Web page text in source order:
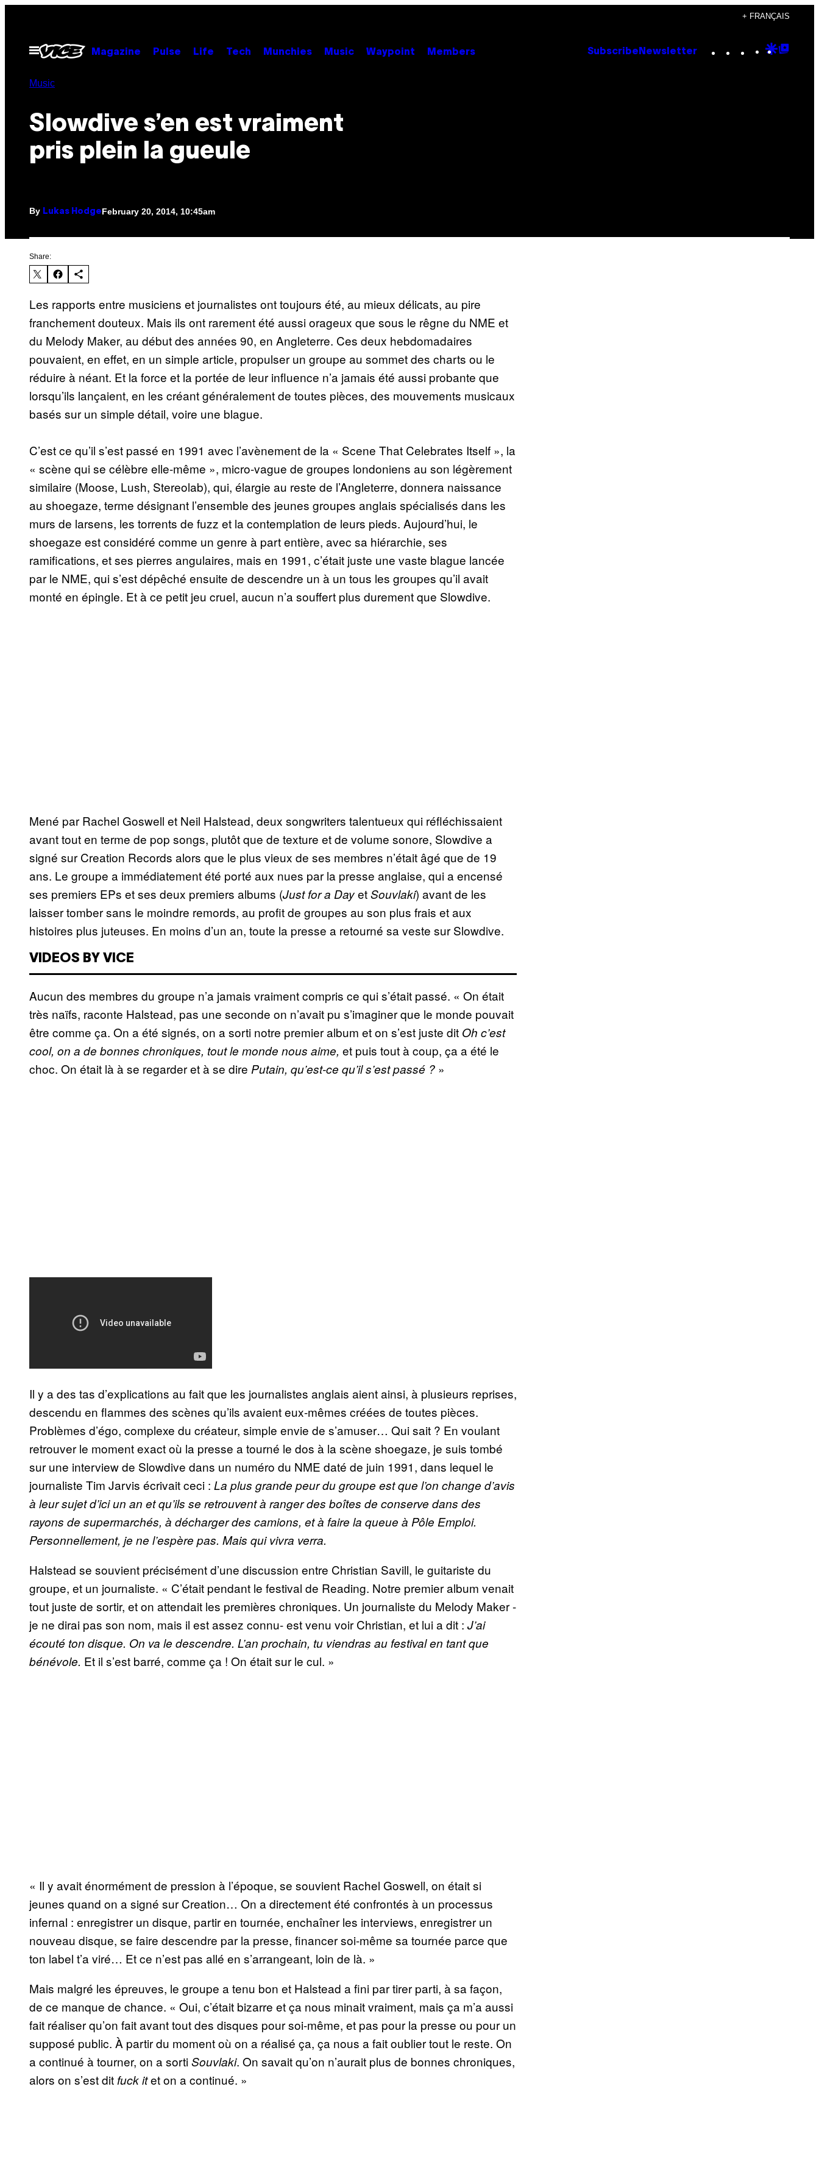
content
+ FRANÇAIS
Open
Menu
Magazine Pulse Life Tech Munchies Music Waypoint Members Subscribe Newsletter Instagram
TikTok
YouTube
Google
Music
Slowdive s’en est vraiment
pris plein la gueule
By Lukas HodgeFebruary 20, 2014, 10:45am
Share:
Les rapports entre musiciens et journalistes ont toujours été, au mieux délicats, au pire
franchement douteux. Mais ils ont rarement été aussi orageux que sous le rêgne du NME et
du Melody Maker, au début des années 90, en Angleterre. Ces deux hebdomadaires
pouvaient, en effet, en un simple article, propulser un groupe au sommet des charts ou le
réduire à néant. Et la force et la portée de leur influence n’a jamais été aussi probante que
lorsqu’ils lançaient, en les créant généralement de toutes pièces, des mouvements musicaux
basés sur un simple détail, voire une blague.
C’est ce qu’il s’est passé en 1991 avec l’avènement de la « Scene That Celebrates Itself », la
« scène qui se célèbre elle-même », micro-vague de groupes londoniens au son légèrement
similaire (Moose, Lush, Stereolab), qui, élargie au reste de l’Angleterre, donnera naissance
au shoegaze, terme désignant l’ensemble des jeunes groupes anglais spécialisés dans les
murs de larsens, les torrents de fuzz et la contemplation de leurs pieds. Aujourd’hui, le
shoegaze est considéré comme un genre à part entière, avec sa hiérarchie, ses
ramifications, et ses pierres angulaires, mais en 1991, c’était juste une vaste blague lancée
par le NME, qui s’est dépêché ensuite de descendre un à un tous les groupes qu’il avait
monté en épingle. Et à ce petit jeu cruel, aucun n’a souffert plus durement que Slowdive.
Mené par Rachel Goswell et Neil Halstead, deux songwriters talentueux qui réfléchissaient
avant tout en terme de pop songs, plutôt que de texture et de volume sonore, Slowdive a
signé sur Creation Records alors que le plus vieux de ses membres n’était âgé que de 19
ans. Le groupe a immédiatement été porté aux nues par la presse anglaise, qui a encensé
ses premiers EPs et ses deux premiers albums (Just for a DayetSouvlaki) avant de les
laisser tomber sans le moindre remords, au profit de groupes au son plus frais et aux
histoires plus juteuses. En moins d’un an, toute la presse a retourné sa veste sur Slowdive.
VIDEOS BY VICE
Aucun des membres du groupe n’a jamais vraiment compris ce qui s’était passé. « On était
très naïfs, raconte Halstead, pas une seconde on n’avait pu s’imaginer que le monde pouvait
être comme ça. On a été signés, on a sorti notre premier album et on s’est juste dit Oh c’est
cool, on a de bonnes chroniques, tout le monde nous aime, et puis tout à coup, ça a été le
choc. On était là à se regarder et à se dire Putain, qu’est-ce qu’il s’est passé ? »
Il y a des tas d’explications au fait que les journalistes anglais aient ainsi, à plusieurs reprises,
descendu en flammes des scènes qu’ils avaient eux-mêmes créées de toutes pièces.
Problèmes d’égo, complexe du créateur, simple envie de s’amuser… Qui sait ? En voulant
retrouver le moment exact où la presse a tourné le dos à la scène shoegaze, je suis tombé
sur une interview de Slowdive dans un numéro du NME daté de juin 1991, dans lequel le
journaliste Tim Jarvis écrivait ceci : La plus grande peur du groupe est que l’on change d’avis
à leur sujet d’ici un an et qu’ils se retrouvent à ranger des boîtes de conserve dans des
rayons de supermarchés, à décharger des camions, et à faire la queue à Pôle Emploi.
Personnellement, je ne l’espère pas. Mais qui vivra verra.
Halstead se souvient précisément d’une discussion entre Christian Savill, le guitariste du
groupe, et un journaliste. « C’était pendant le festival de Reading. Notre premier album venait
tout juste de sortir, et on attendait les premières chroniques. Un journaliste du Melody Maker -
je ne dirai pas son nom, mais il est assez connu- est venu voir Christian, et lui a dit : J’ai
écouté ton disque. On va le descendre. L’an prochain, tu viendras au festival en tant que
bénévole. Et il s’est barré, comme ça ! On était sur le cul. »
« Il y avait énormément de pression à l’époque, se souvient Rachel Goswell, on était si
jeunes quand on a signé sur Creation… On a directement été confrontés à un processus
infernal : enregistrer un disque, partir en tournée, enchaîner les interviews, enregistrer un
nouveau disque, se faire descendre par la presse, financer soi-même sa tournée parce que
ton label t’a viré… Et ce n’est pas allé en s’arrangeant, loin de là. »
Mais malgré les épreuves, le groupe a tenu bon et Halstead a fini par tirer parti, à sa façon,
de ce manque de chance. « Oui, c’était bizarre et ça nous minait vraiment, mais ça m’a aussi
fait réaliser qu’on fait avant tout des disques pour soi-même, et pas pour la presse ou pour un
supposé public. À partir du moment où on a réalisé ça, ça nous a fait oublier tout le reste. On
a continué à tourner, on a sortiSouvlaki. On savait qu’on n’aurait plus de bonnes chroniques,
alors on s’est ditfuck itet on a continué. »